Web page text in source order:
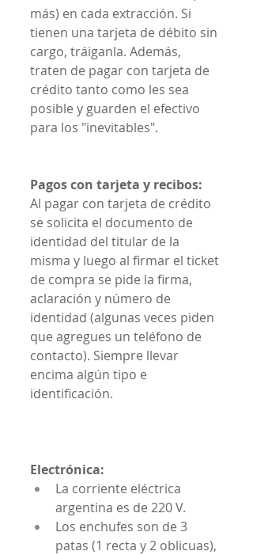
más) en cada extracción. Si
tienen una tarjeta de débito sin
cargo, tráiganla. Además,
traten de pagar con tarjeta de
crédito tanto como les sea
posible y guarden el efectivo
para los "inevitables".
Pagos con tarjeta y recibos:
Al pagar con tarjeta de crédito
se solicita el documento de
identidad del titular de la
misma y luego al firmar el ticket
de compra se pide la firma,
aclaración y número de
identidad (algunas veces piden
que agregues un teléfono de
contacto). Siempre llevar
encima algún tipo e
identificación.
Electrónica:
La corriente eléctrica
argentina es de 220 V.
Los enchufes son de 3
patas (1 recta y 2 oblicuas),